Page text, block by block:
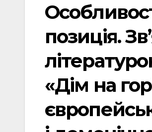
позиція.
«Дім на